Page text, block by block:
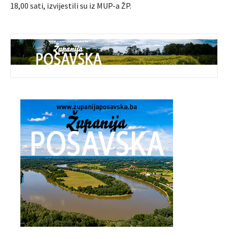
18,00 sati, izvijestili su iz MUP-a ŽP.